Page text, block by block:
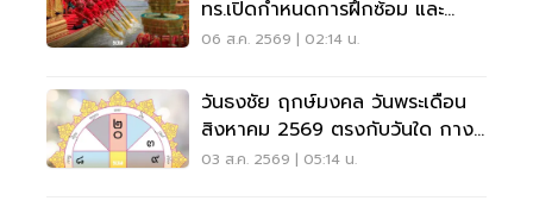
ทร.เปิดกำหนดการฝึกซ้อม และ
วันพระราชพิธี จุดชมขบวน
06 ส.ค. 2569 | 02:14 น.
วันธงชัย ฤกษ์มงคล วันพระเดือน
สิงหาคม 2569 ตรงกับวันใด กาง
ปฏิทินเช็กที่นี่
03 ส.ค. 2569 | 05:14 น.